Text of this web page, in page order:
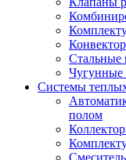
Стальные
Чугунные
Системы
полом